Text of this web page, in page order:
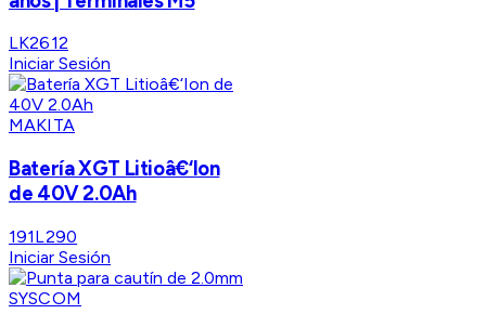
LK2612
Iniciar Sesión
MAKITA
Batería XGT Litioâ€‘Ion
de 40V 2.0Ah
191L290
Iniciar Sesión
SYSCOM